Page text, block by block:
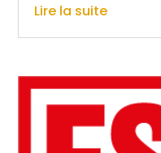
Lire la suite